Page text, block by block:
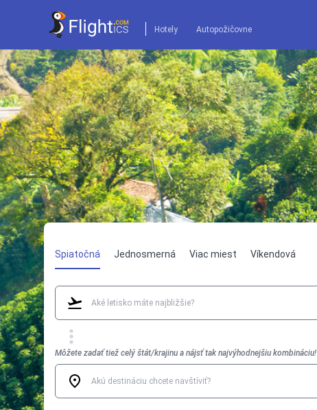
Hotely Autopožičovne
Spiatočná Jednosmerná Viac miest Víkendová
Môžete zadať tiež celý štát/krajinu a nájsť tak najvýhodnejšiu kombináciu!